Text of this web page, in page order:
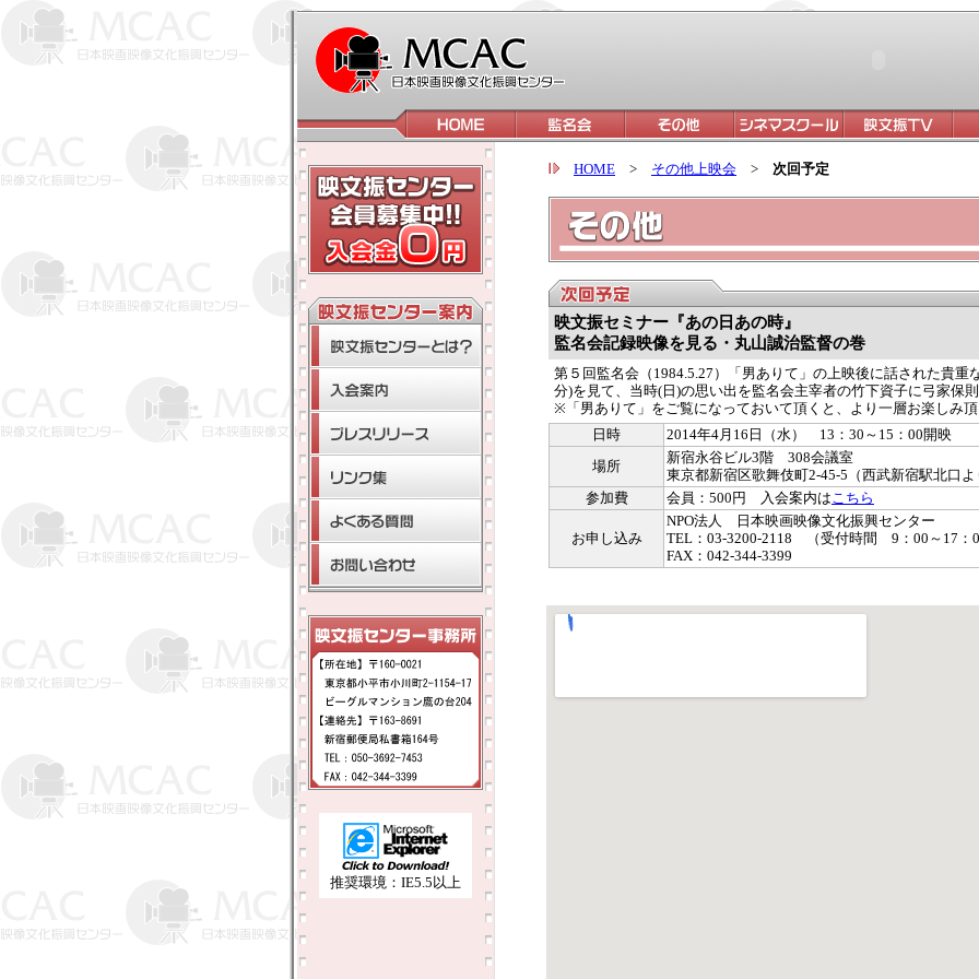
推奨環境：IE5.5以上
HOME > その他上映会 > 次回予定
映文振セミナー『あの日あの時』
監名会記録映像を見る・丸山誠治監督の巻
第５回監名会（1984.5.27）「男ありて」の上映後に話された貴重
分)を見て、当時(日)の思い出を監名会主宰者の竹下資子に弓家保
※「男ありて」をご覧になっておいて頂くと、より一層お楽しみ
日時
2014年4月16日（水） 13：30～15：00開映
場所
新宿永谷ビル3階 308会議室
東京都新宿区歌舞伎町2-45-5（西武新宿駅北口
参加費
会員：500円 入会案内はこちら
お申し込み
NPO法人 日本映画映像文化振興センター
TEL：03-3200-2118 （受付時間 9：00～17：
FAX：042-344-3399